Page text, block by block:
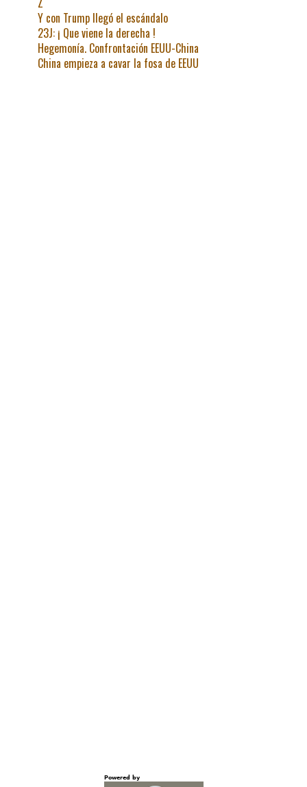
Y con Trump llegó el escándalo
23J: ¡ Que viene la derecha !
Hegemonía. Confrontación EEUU-China
China empieza a cavar la fosa de EEUU